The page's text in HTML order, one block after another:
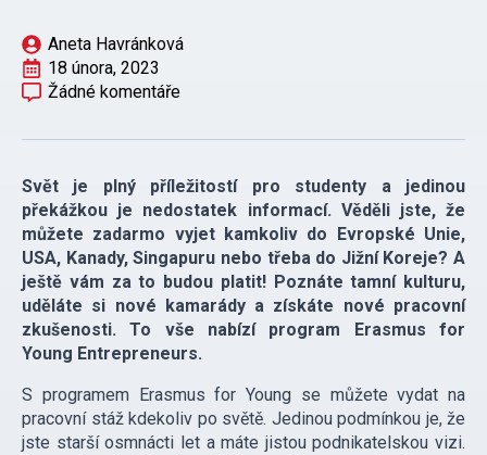
Aneta Havránková
18 února, 2023
Žádné komentáře
Svět je plný příležitostí pro studenty a jedinou
překážkou je nedostatek informací. Věděli jste, že
můžete zadarmo vyjet kamkoliv do Evropské Unie,
USA, Kanady, Singapuru nebo třeba do Jižní Koreje? A
ještě vám za to budou platit! Poznáte tamní kulturu,
uděláte si nové kamarády a získáte nové pracovní
zkušenosti. To vše nabízí program Erasmus for
Young Entrepreneurs.
S programem Erasmus for Young se můžete vydat na
pracovní stáž kdekoliv po světě. Jedinou podmínkou je, že
jste starší osmnácti let a máte jistou podnikatelskou vizi.